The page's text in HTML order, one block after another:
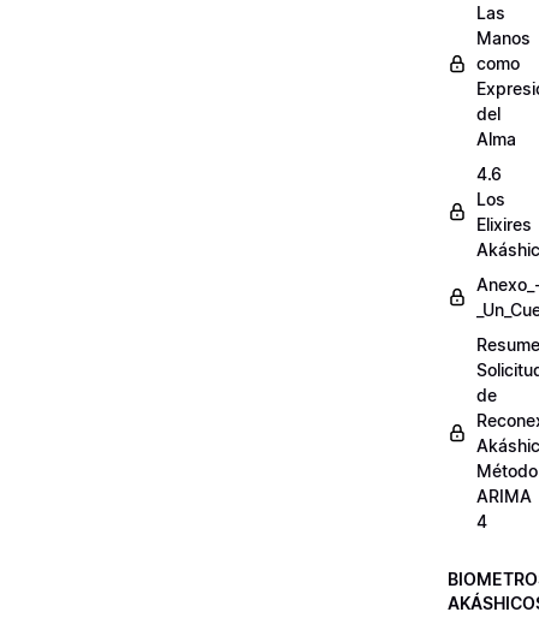
Las
Manos
como
del
Alma
4.6
Los
Elixires
de
Método
ARIMA
4